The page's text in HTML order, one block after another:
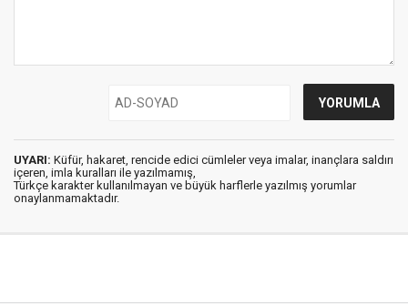
UYARI: Küfür, hakaret, rencide edici cümleler veya imalar, inançlara saldırı
içeren, imla kuralları ile yazılmamış,
Türkçe karakter kullanılmayan ve büyük harflerle yazılmış yorumlar
onaylanmamaktadır.